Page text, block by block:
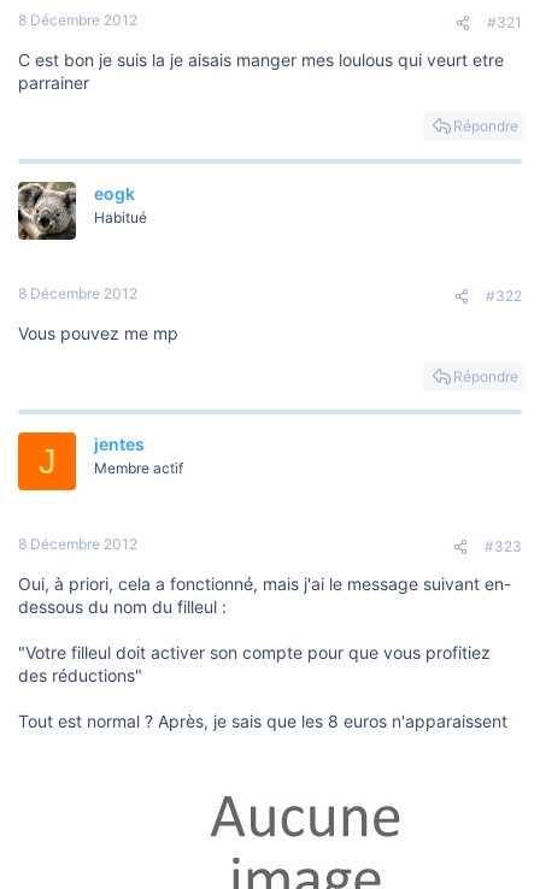
c
s
s
8 Décembre 2012 #321
C est bon je suis la je aisais manger mes loulous qui veurt etre
parrainer
Répondre
eogk
Habitué
8 Décembre 2012 #322
Vous pouvez me mp
Répondre
J jentes
Membre actif
8 Décembre 2012 #323
Oui, à priori, cela a fonctionné, mais j'ai le message suivant en-
dessous du nom du filleul :
"Votre filleul doit activer son compte pour que vous profitiez
des réductions"
Tout est normal ? Après, je sais que les 8 euros n'apparaissent